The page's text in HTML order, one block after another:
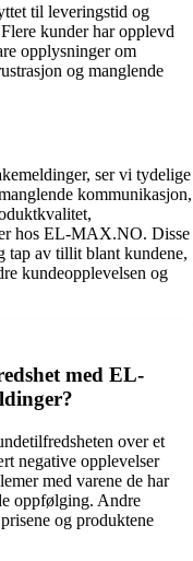
til leveringstid og
kunder har opplevd
opplysninger om
og manglende
ser vi tydelige
kommunikasjon,
hos EL-MAX.NO. Disse
tap av tillit blant kundene,
kundeopplevelsen og
med EL-
over et
negative opplevelser
med varene de har
oppfølging. Andre
og produktene